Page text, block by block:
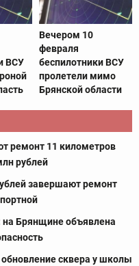
ВСУ
Вечером 10
февраля
беспилотники ВСУ
пролетели мимо
Брянской области
ремонт 11 километров
рублей
завершают ремонт
на Брянщине объявлена
сквера у школы